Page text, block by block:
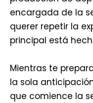
encargada de la
querer repetir la
principal está
Mientras te
la sola
que comience la